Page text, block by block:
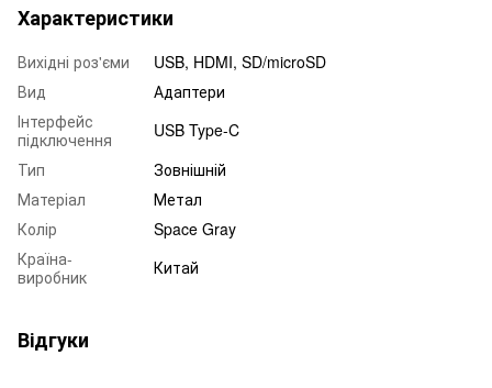
Характеристики
Вихідні роз'єми
USB, HDMI, SD/microSD
Вид
Адаптери
Інтерфейс
підключення
USB Type-C
Тип
Зовнішній
Матеріал
Метал
Колір
Space Gray
Країна-
виробник
Китай
Відгуки